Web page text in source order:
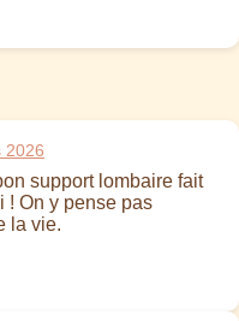
2026
support lombaire fait
! On y pense pas
la vie.